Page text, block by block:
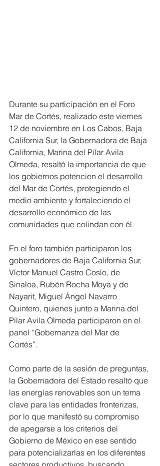
Durante su participación en el Foro
Mar de Cortés, realizado este viernes
12 de noviembre en Los Cabos, Baja
California Sur, la Gobernadora de Baja
California, Marina del Pilar Avila
Olmeda, resaltó la importancia de que
los gobiernos potencien el desarrollo
del Mar de Cortés, protegiendo el
medio ambiente y fortaleciendo el
desarrollo económico de las
comunidades que colindan con él.
En el foro también participaron los
gobernadores de Baja California Sur,
Víctor Manuel Castro Cosío, de
Sinaloa, Rubén Rocha Moya y de
Nayarit, Miguel Ángel Navarro
Quintero, quienes junto a Marina del
Pilar Avila Olmeda participaron en el
panel “Gobernanza del Mar de
Cortés”.
Como parte de la sesión de preguntas,
la Gobernadora del Estado resaltó que
las energías renovables son un tema
clave para las entidades fronterizas,
por lo que manifestó su compromiso
de apegarse a los criterios del
Gobierno de México en ese sentido
para potencializarlas en los diferentes